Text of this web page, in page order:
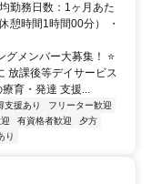
勤務日数：1ヶ月あた
憩時間1時間00分） ・
メンバー大募集！ ⭐
放課後等デイサービス
育・発達 支援...
支援あり
フリーター歓迎
有資格者歓迎
夕方
り